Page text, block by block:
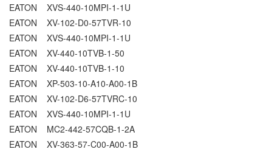
EATON XVS-440-10MPI-1-1U
EATON XV-102-D0-57TVR-10
EATON XVS-440-10MPI-1-1U
EATON XV-440-10TVB-1-50
EATON XV-440-10TVB-1-10
EATON XP-503-10-A10-A00-1B
EATON XV-102-D6-57TVRC-10
EATON XVS-440-10MPI-1-1U
EATON MC2-442-57CQB-1-2A
EATON XV-363-57-C00-A00-1B